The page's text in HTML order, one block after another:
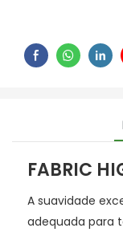
FABRIC
A suavidade
adequada para